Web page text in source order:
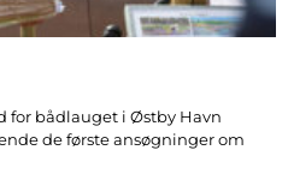
for bådlauget i Østby Havn
de første ansøgninger om